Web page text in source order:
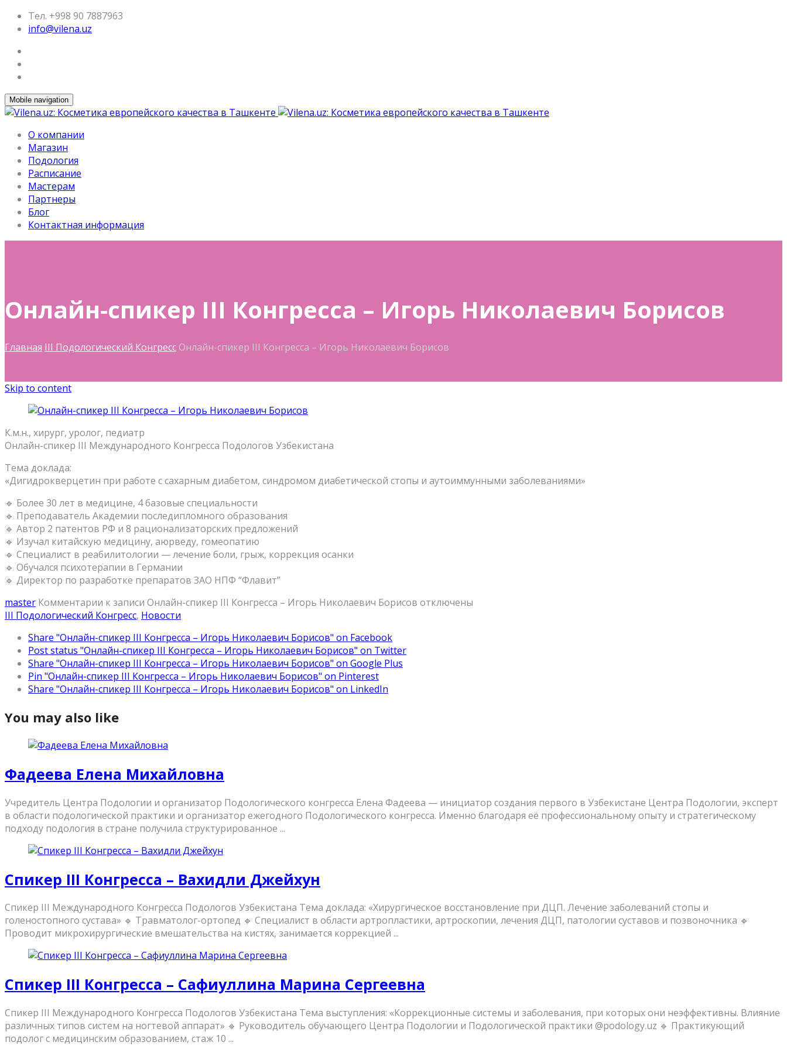
Тел. +998 90 7887963
info@vilena.uz
Mobile navigation
О компании
Магазин
Подология
Расписание
Мастерам
Партнеры
Блог
Контактная информация
Онлайн-спикер III Конгресса – Игорь Николаевич Борисов
Главная III Подологический Конгресс Онлайн-спикер III Конгресса – Игорь Николаевич Борисов
Skip to content
К.м.н., хирург, уролог, педиатр
Онлайн-спикер III Международного Конгресса Подологов Узбекистана
Тема доклада:
«Дигидрокверцетин при работе с сахарным диабетом, синдромом диабетической стопы и аутоиммунными заболеваниями»
🔹 Более 30 лет в медицине, 4 базовые специальности
🔹 Преподаватель Академии последипломного образования
🔹 Автор 2 патентов РФ и 8 рационализаторских предложений
🔹 Изучал китайскую медицину, аюрведу, гомеопатию
🔹 Специалист в реабилитологии — лечение боли, грыж, коррекция осанки
🔹 Обучался психотерапии в Германии
🔹 Директор по разработке препаратов ЗАО НПФ “Флавит”
master Комментарии к записи Онлайн-спикер III Конгресса – Игорь Николаевич Борисов отключены
III Подологический Конгресс, Новости
Share "Онлайн-спикер III Конгресса – Игорь Николаевич Борисов" on Facebook
Post status "Онлайн-спикер III Конгресса – Игорь Николаевич Борисов" on Twitter
Share "Онлайн-спикер III Конгресса – Игорь Николаевич Борисов" on Google Plus
Pin "Онлайн-спикер III Конгресса – Игорь Николаевич Борисов" on Pinterest
Share "Онлайн-спикер III Конгресса – Игорь Николаевич Борисов" on LinkedIn
You may also like
Фадеева Елена Михайловна
Учредитель Центра Подологии и организатор Подологического конгресса Елена Фадеева — инициатор создания первого в Узбекистане Центра Подологии, эксперт
в области подологической практики и организатор ежегодного Подологического конгресса. Именно благодаря её профессиональному опыту и стратегическому
подходу подология в стране получила структурированное ...
Спикер III Конгресса – Вахидли Джейхун
Спикер III Международного Конгресса Подологов Узбекистана Тема доклада: «Хирургическое восстановление при ДЦП. Лечение заболеваний стопы и
голеностопного сустава» 🔹 Травматолог-ортопед 🔹 Специалист в области артропластики, артроскопии, лечения ДЦП, патологии суставов и позвоночника 🔹
Проводит микрохирургические вмешательства на кистях, занимается коррекцией ...
Спикер III Конгресса – Сафиуллина Марина Сергеевна
Спикер III Международного Конгресса Подологов Узбекистана Тема выступления: «Коррекционные системы и заболевания, при которых они неэффективны. Влияние
различных типов систем на ногтевой аппарат» 🔹 Руководитель обучающего Центра Подологии и Подологической практики @podology.uz 🔹 Практикующий
подолог с медицинским образованием, стаж 10 ...